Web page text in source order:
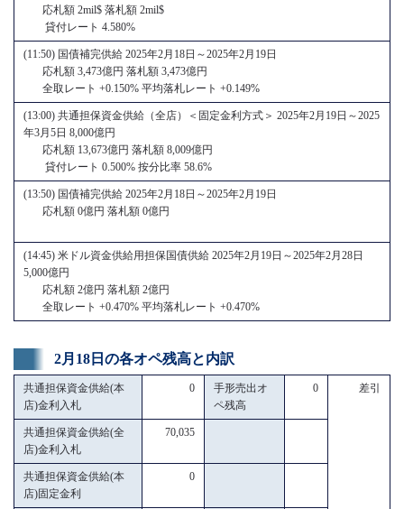
応札額 2mil$ 落札額 2mil$
貸付レート 4.580%
(11:50) 国債補完供給 2025年2月18日～2025年2月19日
応札額 3,473億円 落札額 3,473億円
全取レート +0.150% 平均落札レート +0.149%
(13:00) 共通担保資金供給（全店）＜固定金利方式＞ 2025年2月19日～2025
年3月5日 8,000億円
応札額 13,673億円 落札額 8,009億円
貸付レート 0.500% 按分比率 58.6%
(13:50) 国債補完供給 2025年2月18日～2025年2月19日
応札額 0億円 落札額 0億円
(14:45) 米ドル資金供給用担保国債供給 2025年2月19日～2025年2月28日
5,000億円
応札額 2億円 落札額 2億円
全取レート +0.470% 平均落札レート +0.470%
2月18日の各オペ残高と内訳
共通担保資金供給(本
店)金利入札
0
手形売出オ
ペ残高
0 差引
共通担保資金供給(全
店)金利入札
70,035
共通担保資金供給(本
店)固定金利
0